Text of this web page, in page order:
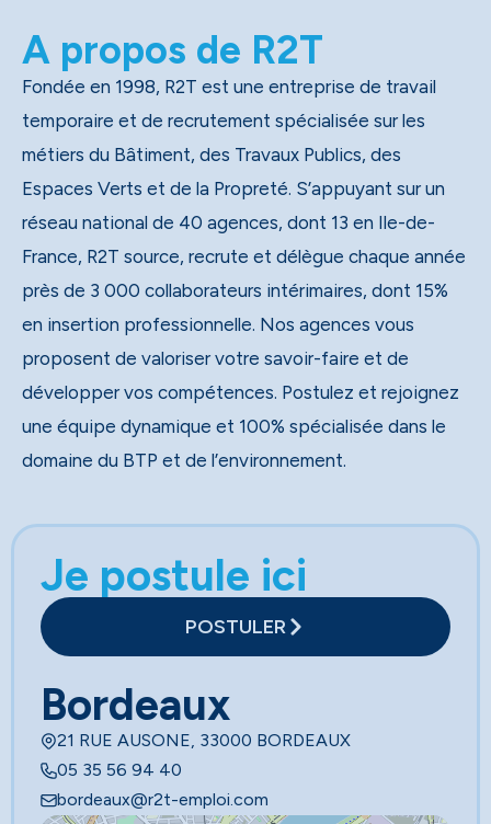
A propos de R2T
Fondée en 1998, R2T est une entreprise de travail
temporaire et de recrutement spécialisée sur les
métiers du Bâtiment, des Travaux Publics, des
Espaces Verts et de la Propreté. S’appuyant sur un
réseau national de 40 agences, dont 13 en Ile-de-
France, R2T source, recrute et délègue chaque année
près de 3 000 collaborateurs intérimaires, dont 15%
en insertion professionnelle. Nos agences vous
proposent de valoriser votre savoir-faire et de
développer vos compétences. Postulez et rejoignez
une équipe dynamique et 100% spécialisée dans le
domaine du BTP et de l’environnement.
Je postule ici
POSTULER
Bordeaux
21 RUE AUSONE, 33000 BORDEAUX
05 35 56 94 40
bordeaux@r2t-emploi.com